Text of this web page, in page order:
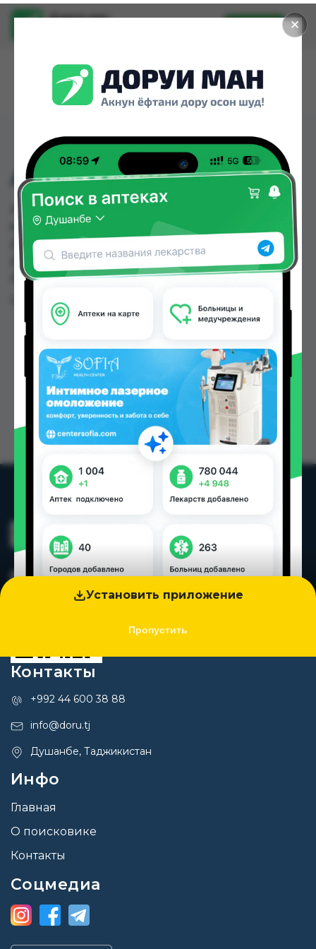
✕
Установить приложение
Пропустить
Доруи ман
Установить
АПИЛАК 10МГ № 30
АПИЛАК 10МГ № 30 можно купить или заказать
в аптеках, Авиценна, Аптека Нур (Nur), Арзон
Дору, Арча, Аслфарм №2, Аслфарм №4,
Дорухона +7 по цене от 3.02 TJS до 30.00 TJS в
Душанбе и других городах Таджикистана
Цена: от3.02 TJS
Контакты
+992 44 600 38 88
info@doru.tj
Душанбе, Таджикистан
Инфо
Главная
О поисковике
Контакты
Соцмедиа